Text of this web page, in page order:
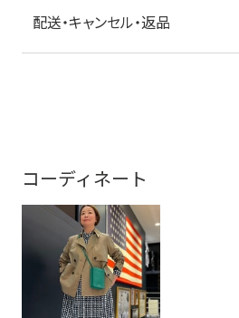
配送・キャンセル・返品
コーディネート